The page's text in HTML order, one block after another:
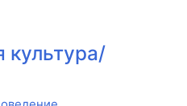
культура/